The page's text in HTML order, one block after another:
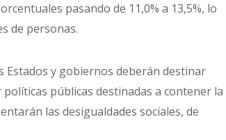
pasando de 11,0% a 13,5%, lo
de personas.
Estados y gobiernos deberán destinar
públicas destinadas a contener la
las desigualdades sociales, de